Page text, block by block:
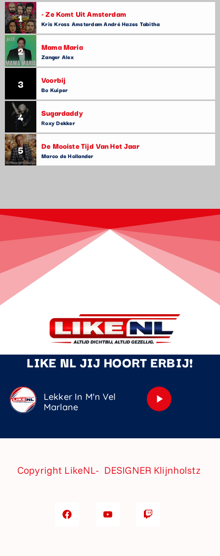
1 - Ze Komt Uit Amsterdam
Kris Kross Amsterdam André Hazes Tabitha
2 Mama Maria
Zanger Alex
3 Voorbij
Bo Kuiper
4 Sugardaddy
Roxy Dekker
5 De Mooiste Tijd Van Het Jaar
Marco de Hollander
LIKE NL JIJ HOORT ERBIJ!
Lekker In M'n Vel
Marlane
play_arrow
Copyright LikeNL- DESIGNER Klijnholstz